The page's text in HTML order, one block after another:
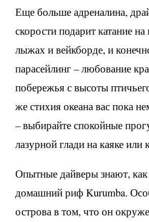
Еще больше адреналина,
скорости подарит катание
лыжах и вейкборде, и
парасейлинг – любование
побережья с высоты
же стихия океана вас пока
– выбирайте спокойные
лазурной глади на каяке или
Опытные дайверы знают, как
домашний риф Kurumba.
острова в том, что он